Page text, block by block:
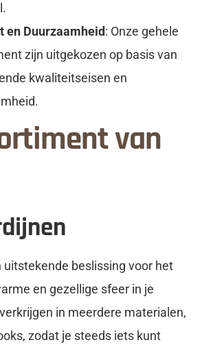
en Duurzaamheid: Onze gehele
zijn uitgekozen op basis van
kwaliteitseisen en
van
uitstekende beslissing voor het
en gezellige sfeer in je
in meerdere materialen,
zodat je steeds iets kunt